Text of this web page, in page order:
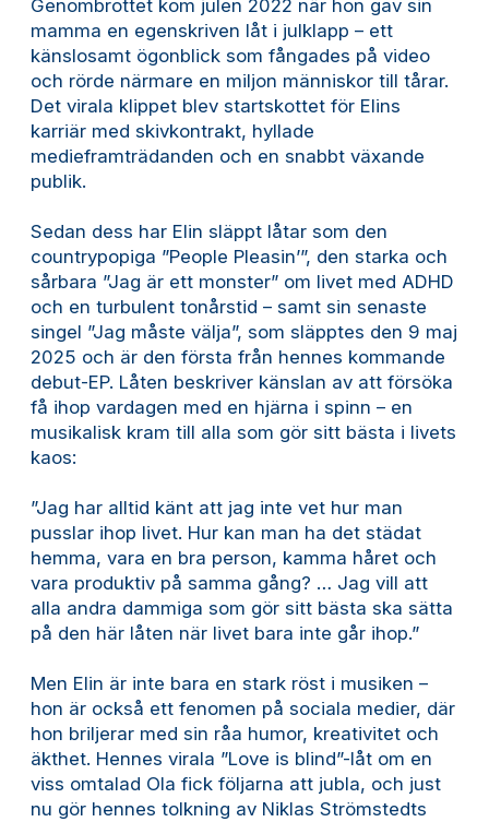
Genombrottet kom julen 2022 när hon gav sin
mamma en egenskriven låt i julklapp – ett
känslosamt ögonblick som fångades på video
och rörde närmare en miljon människor till tårar.
Det virala klippet blev startskottet för Elins
karriär med skivkontrakt, hyllade
medieframträdanden och en snabbt växande
publik.
Sedan dess har Elin släppt låtar som den
countrypopiga ”People Pleasin’”, den starka och
sårbara ”Jag är ett monster” om livet med ADHD
och en turbulent tonårstid – samt sin senaste
singel ”Jag måste välja”, som släpptes den 9 maj
2025 och är den första från hennes kommande
debut-EP. Låten beskriver känslan av att försöka
få ihop vardagen med en hjärna i spinn – en
musikalisk kram till alla som gör sitt bästa i livets
kaos:
”Jag har alltid känt att jag inte vet hur man
pusslar ihop livet. Hur kan man ha det städat
hemma, vara en bra person, kamma håret och
vara produktiv på samma gång? … Jag vill att
alla andra dammiga som gör sitt bästa ska sätta
på den här låten när livet bara inte går ihop.”
Men Elin är inte bara en stark röst i musiken –
hon är också ett fenomen på sociala medier, där
hon briljerar med sin råa humor, kreativitet och
äkthet. Hennes virala ”Love is blind”-låt om en
viss omtalad Ola fick följarna att jubla, och just
nu gör hennes tolkning av Niklas Strömstedts